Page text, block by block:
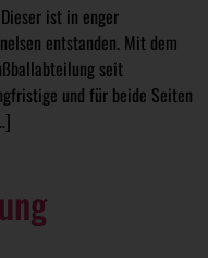
ist in enger
entstanden. Mit dem
seit
und für beide Seiten